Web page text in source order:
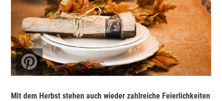
Mit dem Herbst stehen auch wieder zahlreiche Feierlichkeiten